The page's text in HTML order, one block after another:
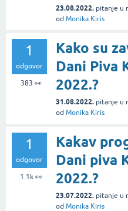
23.08.2022. pitanje u
od Monika Kiris
1
odgovor
383 👀
Kako su
Dani Piva
2022.?
31.08.2022. pitanje u
od Monika Kiris
1
odgovor
1.1k👀
Kakav
Dani piva
2022.?
23.07.2022. pitanje u
od Monika Kiris